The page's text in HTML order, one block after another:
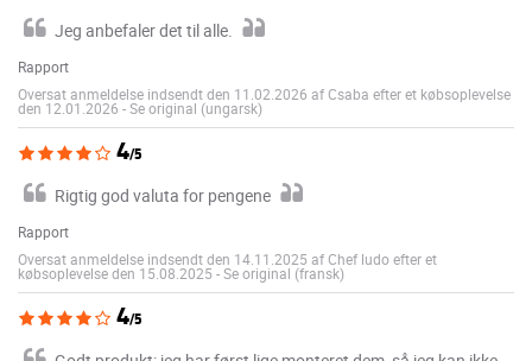
Jeg anbefaler det til alle.
Rapport
Oversat anmeldelse indsendt den 11.02.2026 af Csaba efter et købsoplevelse
den 12.01.2026 -Se original (ungarsk)
4/5
Rigtig god valuta for pengene
Rapport
Oversat anmeldelse indsendt den 14.11.2025 af Chef ludo efter et
købsoplevelse den 15.08.2025 -Se original (fransk)
4/5